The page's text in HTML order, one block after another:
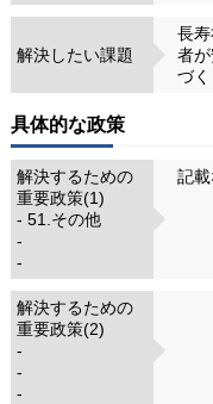
解決したい課題
長
者
づ
具体的な政策
解決するための
重要政策(1)
- 51.その他
-
-
記載
解決するための
重要政策(2)
-
-
-